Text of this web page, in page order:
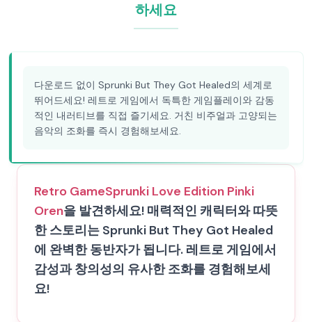
하세요
다운로드 없이 Sprunki But They Got Healed의 세계로
뛰어드세요! 레트로 게임에서 독특한 게임플레이와 감동
적인 내러티브를 직접 즐기세요. 거친 비주얼과 고양되는
음악의 조화를 즉시 경험해보세요.
Retro GameSprunki Love Edition Pinki
Oren을 발견하세요! 매력적인 캐릭터와 따뜻
한 스토리는 Sprunki But They Got Healed
에 완벽한 동반자가 됩니다. 레트로 게임에서
감성과 창의성의 유사한 조화를 경험해보세
요!